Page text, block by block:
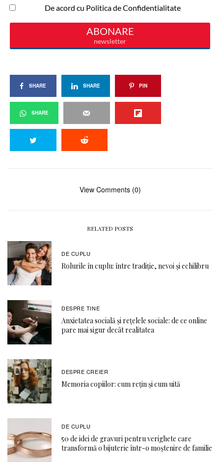
SHARE SHARE PIN
SHARE
View Comments (0)
RELATED POSTS
DE CUPLU
Rolurile în cuplu: între tradiție, nevoi și echilibru
DESPRE TINE
Anxietatea socială și rețelele sociale: de ce online
pare mai sigur decât realitatea
DESPRE CREIER
Memoria copiilor: cum rețin și cum uită
DE CUPLU
50 de idei de gravuri pentru verighete care
transformă o bijuterie într-o moștenire de familie